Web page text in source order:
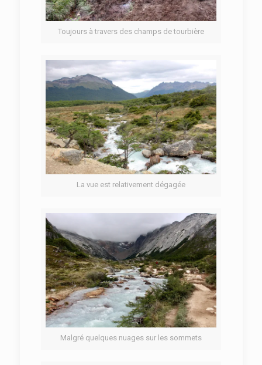
Toujours à travers des champs de tourbière
La vue est relativement dégagée
Malgré quelques nuages sur les sommets